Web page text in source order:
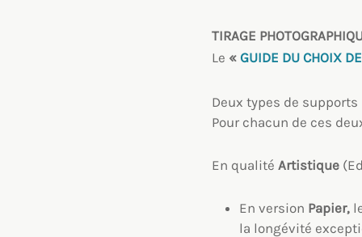
TIRAGE
Le « GUIDE DU CHOIX
Deux types de
Pour chacun de ces
En qualité Artistique
En version Papier,
la longévité